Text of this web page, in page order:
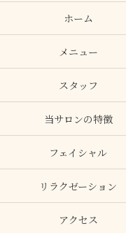
ホーム
メニュー
スタッフ
当サロンの特徴
フェイシャル
リラクゼーション
アクセス